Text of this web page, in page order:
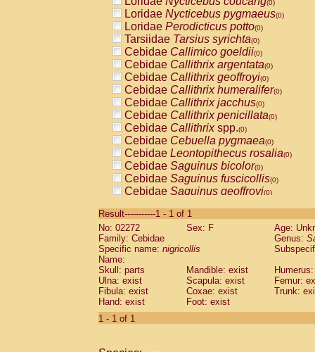
(0)
Loridae Nycticebus pygmaeus(0)
Loridae Perodicticus potto(0)
Tarsiidae Tarsius syrichta(0)
Cebidae Callimico goeldii(0)
Cebidae Callithrix argentata(0)
Cebidae Callithrix geoffroyi(0)
Cebidae Callithrix humeralifer(0)
Cebidae Callithrix jacchus(0)
Cebidae Callithrix penicillata(0)
Cebidae Callithrixspp.(0)
Cebidae Cebuella pygmaea(0)
Cebidae Leontopithecus rosalia(0)
Cebidae Saguinus bicolor(0)
Cebidae Saguinus fuscicollis(0)
Cebidae Saguinus geoffroyi(0)
CebidaeSaguinus labiatus(0)
Cebidae Saguinus leucopus (0)
Cebidae
CebidaeSaguinus mystax
Cebidae Saguinus nigricollis (1)
Cebidae Saguinus oedipus
Cebidae Saguinus weddelli
Cebidae Saguinusspp.
Cebidae
Result-----------1 - 1 of 1
No: 02272
Sex: F
Age:
Family: Cebidae
Genus:
Specific name: nigricollis
Name:
Skull: parts
Mandible: exist
Ulna: exist
Scapula: exist
Femur:
Fibula: exist
Coxae: exist
Trunk:
Hand: exist
Foot: exist
1 - 1 of 1